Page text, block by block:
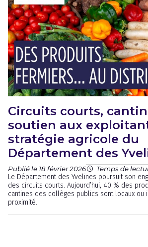
Circuits courts,
soutien aux
stratégie agricole du
Département des
Publié le 18 février 2026 Temps de
Le Département des Yvelines poursuit son
des circuits courts. Aujourd’hui, 40 % des
cantines des collèges publics sont locaux ou
proximité.